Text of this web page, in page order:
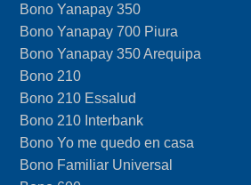
Bono Yanapay 350
Bono Yanapay 700 Piura
Bono Yanapay 350 Arequipa
Bono 210
Bono 210 Essalud
Bono 210 Interbank
Bono Yo me quedo en casa
Bono Familiar Universal